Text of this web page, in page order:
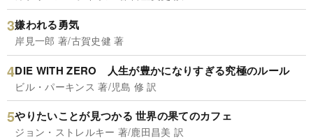
嫌われる勇気
岸見一郎 著/古賀史健 著
DIE WITH ZERO 人生が豊かになりすぎる究極のルール
ビル・パーキンス 著/児島 修 訳
やりたいことが見つかる 世界の果てのカフェ
ジョン・ストレルキー 著/鹿田昌美 訳